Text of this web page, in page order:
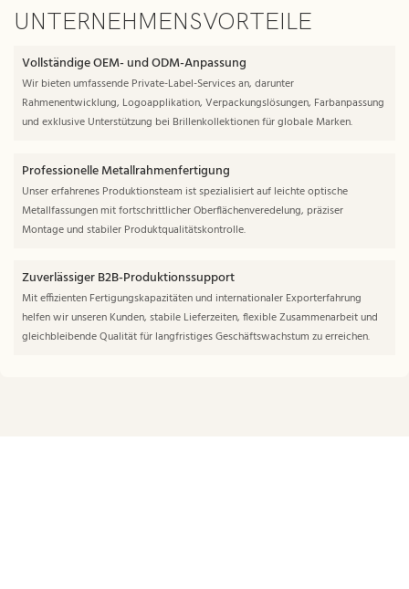
UNTERNEHMENSVORTEILE
Vollständige OEM- und ODM-Anpassung
Wir bieten umfassende Private-Label-Services an, darunter
Rahmenentwicklung, Logoapplikation, Verpackungslösungen, Farbanpassung
und exklusive Unterstützung bei Brillenkollektionen für globale Marken.
Professionelle Metallrahmenfertigung
Unser erfahrenes Produktionsteam ist spezialisiert auf leichte optische
Metallfassungen mit fortschrittlicher Oberflächenveredelung, präziser
Montage und stabiler Produktqualitätskontrolle.
Zuverlässiger B2B-Produktionssupport
Mit effizienten Fertigungskapazitäten und internationaler Exporterfahrung
helfen wir unseren Kunden, stabile Lieferzeiten, flexible Zusammenarbeit und
gleichbleibende Qualität für langfristiges Geschäftswachstum zu erreichen.